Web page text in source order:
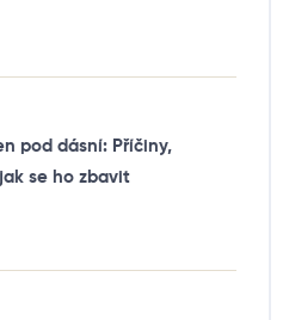
pod dásní: Příčiny,
se ho zbavit